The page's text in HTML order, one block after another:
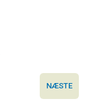
NÆSTE